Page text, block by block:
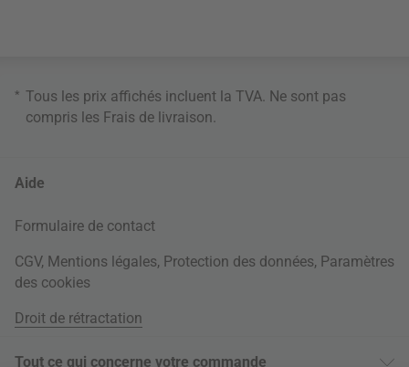
* Tous les prix affichés incluent la TVA. Ne sont pas
compris les Frais de livraison
Aide
Formulaire de contact
CGV, Mentions légales, Protection des données, Paramètres
des cookies
Droit de rétractation
Tout ce qui concerne votre commande